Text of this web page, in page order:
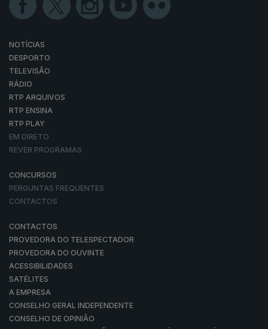
NOTÍCIAS
DESPORTO
TELEVISÃO
RÁDIO
RTP ARQUIVOS
RTP ENSINA
RTP PLAY
EM DIRETO
REVER PROGRAMAS
CONCURSOS
PERGUNTAS FREQUENTES
CONTACTOS
CONTACTOS
PROVEDORA DO TELESPECTADOR
PROVEDORA DO OUVINTE
ACESSIBILIDADES
SATÉLITES
A EMPRESA
CONSELHO GERAL INDEPENDENTE
CONSELHO DE OPINIÃO